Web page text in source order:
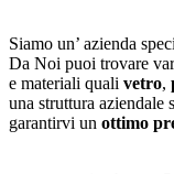
Siamo un’ azienda
Da Noi puoi trovare
e materiali quali vetro,
una struttura
garantirvi un ottimo